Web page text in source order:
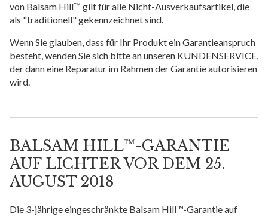
von Balsam Hill™ gilt für alle Nicht-Ausverkaufsartikel, die
als "traditionell" gekennzeichnet sind.
Wenn Sie glauben, dass für Ihr Produkt ein Garantieanspruch
besteht, wenden Sie sich bitte an unseren KUNDENSERVICE,
der dann eine Reparatur im Rahmen der Garantie autorisieren
wird.
BALSAM HILL™-GARANTIE
AUF LICHTER VOR DEM 25.
AUGUST 2018
Die 3-jährige eingeschränkte Balsam Hill™-Garantie auf